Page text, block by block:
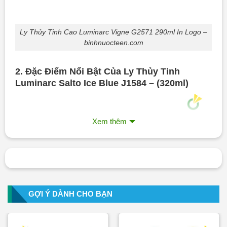
Ly Thủy Tinh Cao Luminarc Vigne G2571 290ml In Logo –
binhnuocteen.com
2. Đặc Điểm Nổi Bật Của Ly Thủy Tinh
Luminarc Salto Ice Blue J1584 – (320ml)
Xem thêm
GỢI Ý DÀNH CHO BẠN